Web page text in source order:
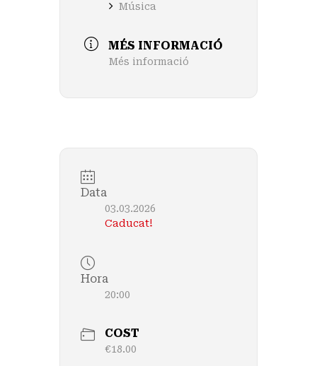
Música
MÉS INFORMACIÓ
Més informació
Data
03.03.2026
Caducat!
Hora
20:00
COST
€18.00